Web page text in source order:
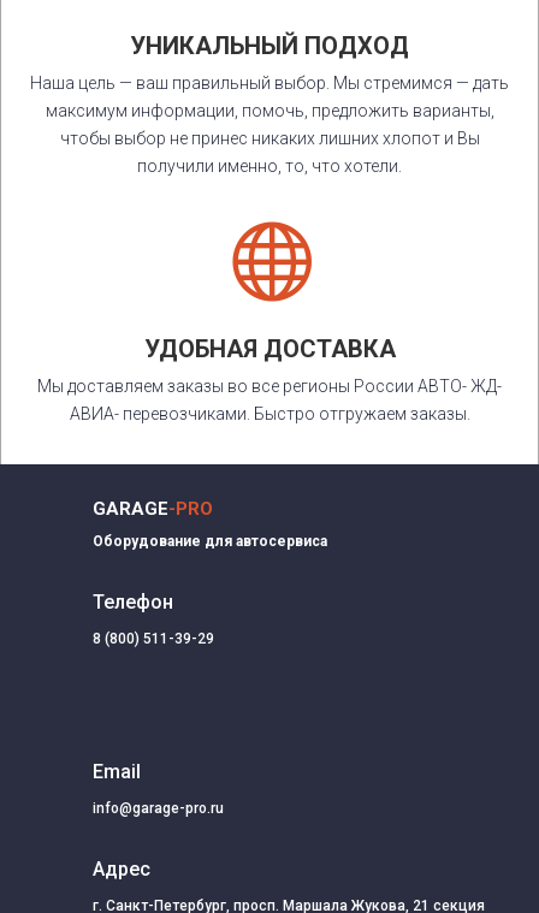
УНИКАЛЬНЫЙ ПОДХОД
Наша цель — ваш правильный выбор. Мы стремимся — дать
максимум информации, помочь, предложить варианты,
чтобы выбор не принес никаких лишних хлопот и Вы
получили именно, то, что хотели.

УДОБНАЯ ДОСТАВКА
Мы доставляем заказы во все регионы России АВТО- ЖД-
АВИА- перевозчиками. Быстро отгружаем заказы.
GARAGE-PRO
Оборудование для автосервиса
Телефон
8 (800) 511-39-29
Email
info@garage-pro.ru
Адрес
г. Санкт-Петербург, просп. Маршала Жукова, 21 секция